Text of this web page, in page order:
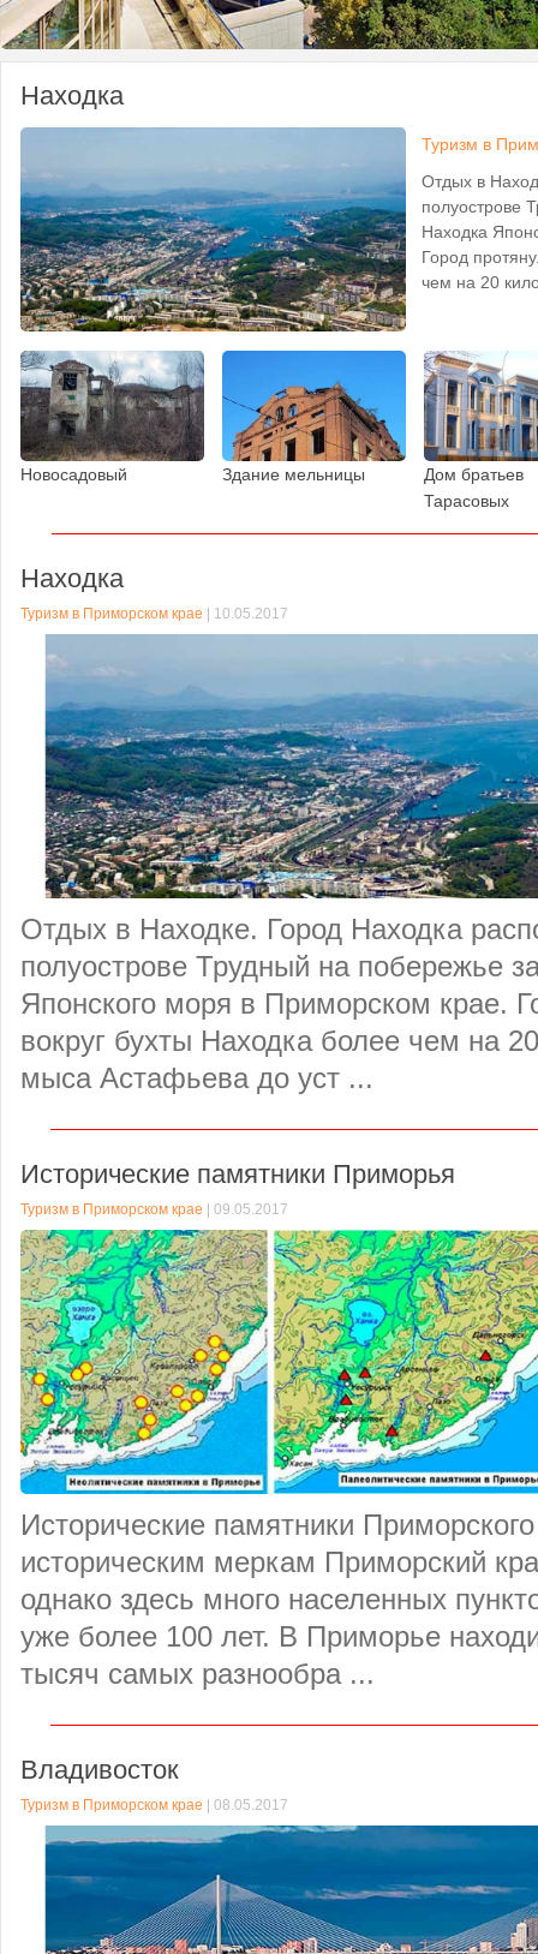
Находка
Туризм в
Отдых в
полуострове
Находка
Город
чем на 20
Новосадовый Здание мельницы
Дом братьев
Тарасовых
Находка
Туризм в Приморском крае | 10.05.2017
Отдых в Находке. Город Находка
полуострове Трудный на побережье
Японского моря в Приморском крае.
вокруг бухты Находка более чем на
мыса Астафьева до уст ...
Исторические памятники Приморья
Туризм в Приморском крае | 09.05.2017
Исторические памятники
историческим меркам Приморский
однако здесь много населенных
уже более 100 лет. В Приморье
тысяч самых разнообра ...
Владивосток
Туризм в Приморском крае | 08.05.2017